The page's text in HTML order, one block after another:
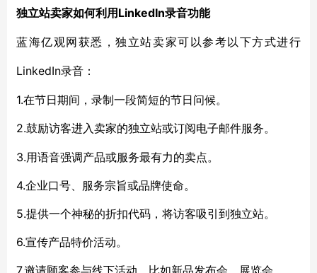
独立站卖家如何利用 LinkedIn录音功能
蓝海亿观网获悉，独立站卖家可以参考以下方式进行
LinkedIn录音：
1.在节日期间，录制一段简短的节日问候。
2.鼓励访客进入卖家的独立站或订阅电子邮件服务。
3.用语音强调产品或服务最有力的卖点。
4.企业口号、服务宗旨或品牌使命。
5.提供一个神秘的折扣代码，将访客吸引到独立站。
6.宣传产品特价活动。
7.邀请顾客参与线下活动，比如新品发布会、展览会。